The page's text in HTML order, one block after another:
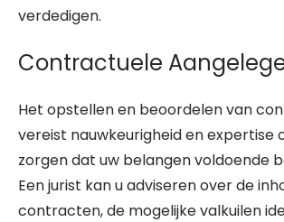
verdedigen.
Contractuele
Het opstellen en beoordelen van
vereist nauwkeurigheid en expertise
zorgen dat uw belangen voldoende
Een jurist kan u adviseren over de
contracten, de mogelijke valkuilen